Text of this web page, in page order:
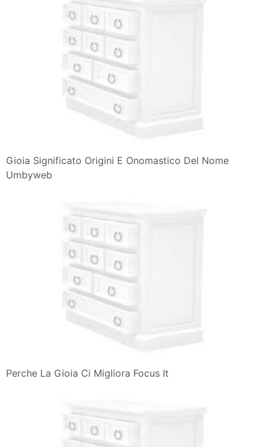
Gioia Significato Origini E Onomastico Del Nome
Umbyweb
Perche La Gioia Ci Migliora Focus It